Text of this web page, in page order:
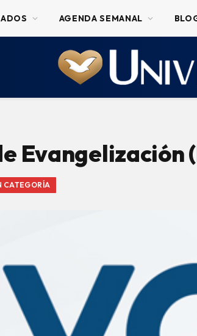
AGENDA SEMANAL
Evangelización
CATEGORÍA